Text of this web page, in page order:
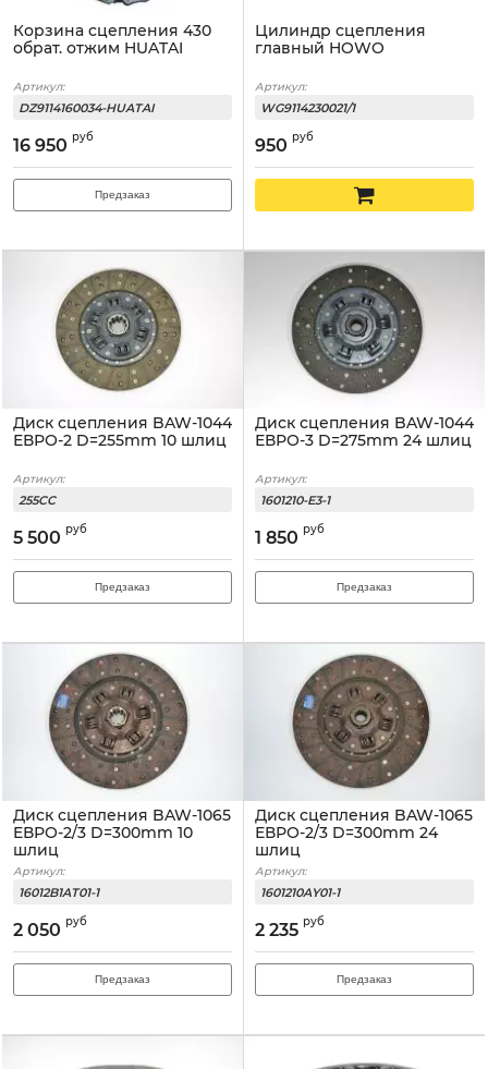
Корзина сцепления 430
обрат. отжим HUATAI
Артикул:
DZ9114160034-HUATAI
16 950 руб
Предзаказ
Цилиндр сцепления
главный HOWO
Артикул:
WG9114230021/1
950 руб
Диск сцепления BAW-1044
ЕВРО-2 D=255mm 10 шлиц
Артикул:
255CC
5 500 руб
Предзаказ
Диск сцепления BAW-1044
ЕВРО-3 D=275mm 24 шлиц
Артикул:
1601210-E3-1
1 850 руб
Предзаказ
Диск сцепления BAW-1065
EВРО-2/3 D=300mm 10
шлиц
Артикул:
16012B1AT01-1
2 050 руб
Предзаказ
Диск сцепления BAW-1065
ЕВРО-2/3 D=300mm 24
шлиц
Артикул:
1601210AY01-1
2 235 руб
Предзаказ